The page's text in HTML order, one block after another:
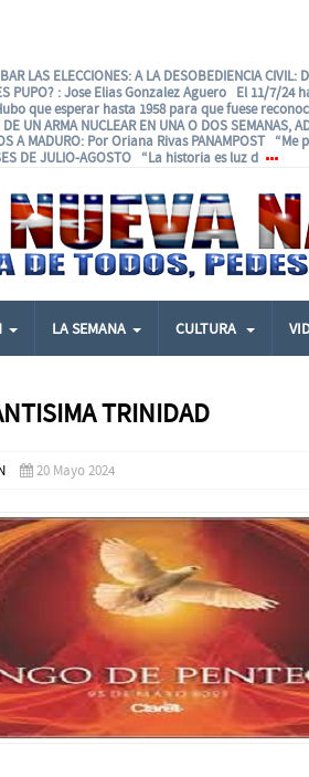
LAS ELECCIONES: A LA DESOBEDIENCIA CIVIL:
PUPO? : Jose Elias Gonzalez Aguero El 11/7/24
que esperar hasta 1958 para que fuese reconoc
UN ARMA NUCLEAR EN UNA O DOS SEMANAS,
A MADURO: Por Oriana Rivas PANAMPOST “Me
DE JULIO-AGOSTO “La historia es luz d
LA SEMANA CULTURA
TRINIDAD
20 Mayo 2024